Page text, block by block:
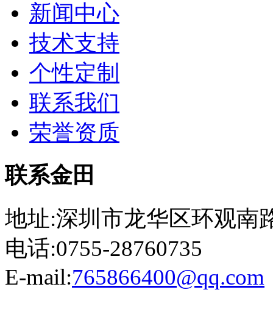
新闻中心
技术支持
个性定制
联系我们
荣誉资质
联系金田
地址:深圳市龙华区环观南
电话:0755-28760735
E-mail:765866400@qq.com